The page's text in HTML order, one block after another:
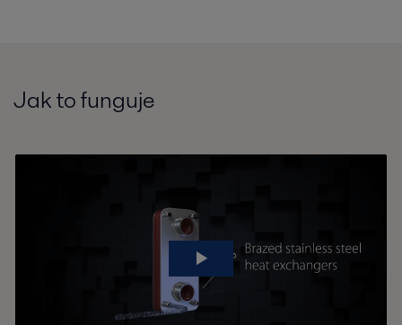
Energetika v podpůrných systémech
Jak to funguje